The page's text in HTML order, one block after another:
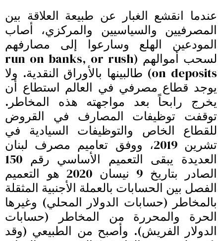
عندما انقشع الغبار عن طبيعة العلاقة بين
المصرفيين والسياسيين والمركزي، أصاب
المودعين الهلع وسارعوا إلى مصارفهم
لسحب أموالهم (run on banks, or rush
on deposits) طالبينها بالأوراق النقدية. ولا
يوجد قطاع مصرفي في العالم استطاع أن
يخرج رابحاً بعد مواجهته هذه المخاطر.
توقفت توظيفات المصارف في القروض
للقطاع الخاص والتوظيفات السيادية في
تشرين 2019، ووفق تعاميم مصرف لبنان
العديدة يبقى التعميم الأساسي رقم 150
الصادر بتاريخ 9 نيسان 2020 هو التعميم
الفصل بين الحسابات بالعملة الأجنبية المثقلة
بالمخاطر (حسابات الدولار المحلي) وغيرها
الحرة والمحررة من المخاطر (حسابات
الدولار الفريش). وأصبح من الطبيعي (وقد